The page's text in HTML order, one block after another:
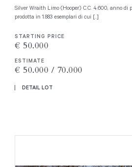
Silver Wraith Limo (Hooper) C.C. 4.600, anno di produzione: 1952. Vettura
prodotta in 1.883 esemplari di cui [..]
STARTING PRICE
€ 50.000
ESTIMATE
€ 50.000 / 70.000
DETAIL LOT